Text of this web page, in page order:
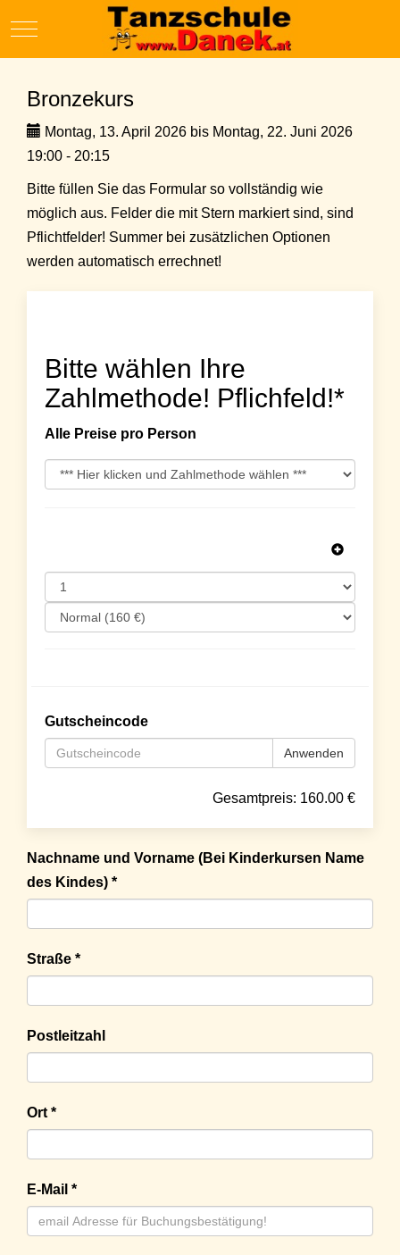
Mobile Menu Toggle
Bronzekurs
Montag, 13. April 2026 bis Montag, 22. Juni 2026
19:00 - 20:15
Bitte füllen Sie das Formular so vollständig wie
möglich aus. Felder die mit Stern markiert sind, sind
Pflichtfelder! Summer bei zusätzlichen Optionen
werden automatisch errechnet!
Bitte wählen Ihre
Zahlmethode! Pflichfeld!*
Alle Preise pro Person
Gutscheincode
Anwenden
Gesamtpreis: 160.00 €
Nachname und Vorname (Bei Kinderkursen Name
des Kindes) *
Straße *
Postleitzahl
Ort *
E-Mail *